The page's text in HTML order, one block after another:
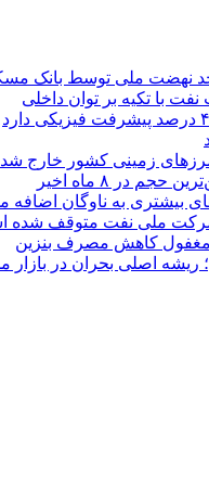
با تکیه بر توان داخلی
در ۸ ماه اخیر
بیشتری به ناوگان اضافه
شرکت ملی نفت متوقف شده
مغفول کاهش مصرف بنزین
ریشه اصلی بحران در